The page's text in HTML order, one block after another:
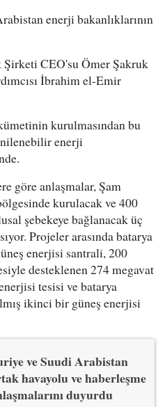
enerji bakanlıklarının
CEO'su Ömer Şakruk
İbrahim el-Emir
kurulmasından bu
enerji
göre anlaşmalar, Şam
kurulacak ve 400
şebekeye bağlanacak üç
Projeler arasında batarya
enerjisi santrali, 200
desteklenen 274 megavat
tesisi ve batarya
ikinci bir güneş enerjisi
ve Suudi Arabistan
havayolu ve haberleşme
duyurdu